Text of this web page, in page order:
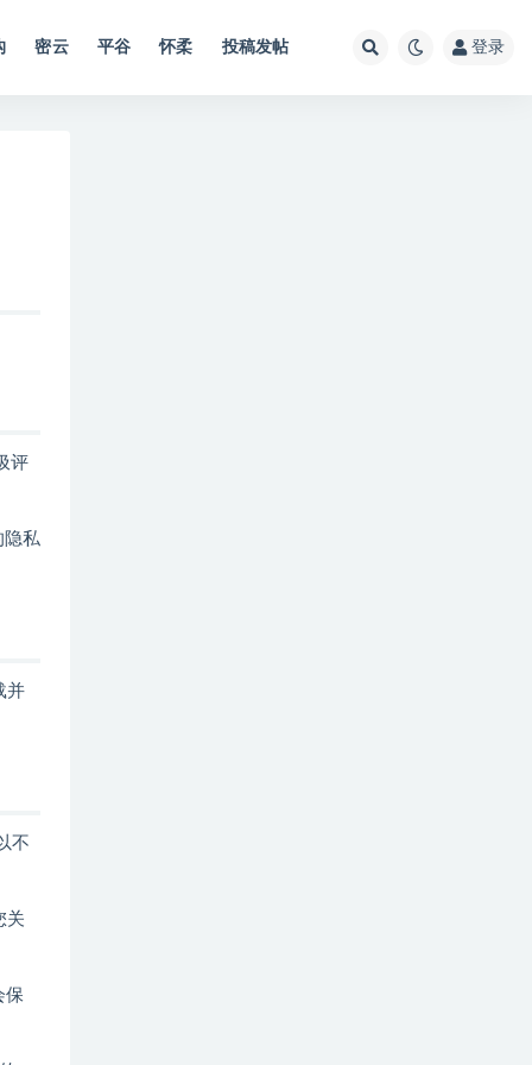
密云 平谷 怀柔 投稿发帖 登录
评
隐私
并
不
关
保